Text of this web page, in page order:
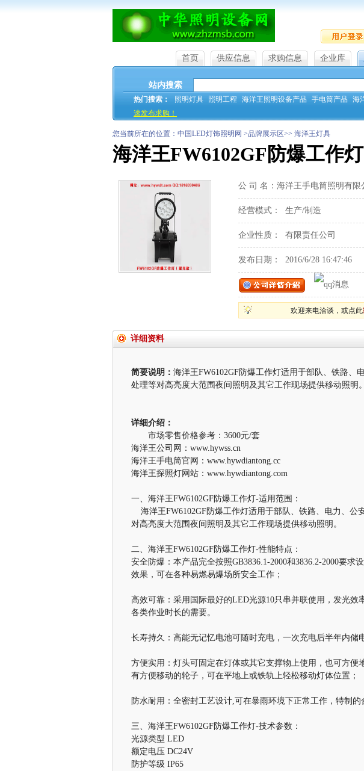
首页 供应信息 求购信息 企业库
站内搜索
热门搜索： 照明灯具 照明工程 海洋王照明设备产品 手电筒产品 海
速发布求购！
您当前所在的位置：中国LED灯饰照明网 >品牌展示区>> 海洋王灯具
海洋王FW6102GF防爆工作灯
公 司 名： 海洋王手电筒照明有限
经营模式： 生产/制造
企业性质： 有限责任公司
发布日期： 2016/6/28 16:47:46
欢迎来电洽谈，或点此
详细资料
简要说明： 海洋王FW6102GF防爆工作灯适用于部队、铁路
处理等对高亮度大范围夜间照明及其它工作现场提供移动照明。
详细介绍：
市场零售价格参考：3600元/套
海洋王公司网：www.hywss.cn
海洋王手电筒官网：www.hywdiantong.cc
海洋王探照灯网站：www.hywdiantong.com
一、海洋王FW6102GF防爆工作灯-适用范围：
海洋王FW6102GF防爆工作灯适用于部队、铁路、电力、公
对高亮度大范围夜间照明及其它工作现场提供移动照明。
二、海洋王FW6102GF防爆工作灯-性能特点：
安全防爆：本产品完全按照GB3836.1-2000和3836.2-2000要
效果，可在各种易燃易爆场所安全工作；
高效可靠：采用国际最好的LED光源10只串并联使用，发光
各类作业时长的需要。
长寿持久：高能无记忆电池可随时充电，一次充电后半年内储
方便实用：灯头可固定在灯体或其它支撑物上使用，也可方
有方便移动的轮子，可在平地上或铁轨上轻松移动灯体位置；
防水耐用：全密封工艺设计,可在暴雨环境下正常工作，特制的
三、海洋王FW6102GF防爆工作灯-技术参数：
光源类型 LED
额定电压 DC24V
防护等级 IP65